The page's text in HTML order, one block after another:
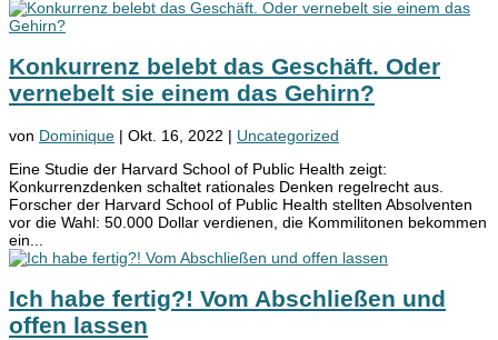
Konkurrenz belebt das Geschäft. Oder
vernebelt sie einem das Gehirn?
von Dominique | Okt. 16, 2022 | Uncategorized
Eine Studie der Harvard School of Public Health zeigt:
Konkurrenzdenken schaltet rationales Denken regelrecht aus.
Forscher der Harvard School of Public Health stellten Absolventen
vor die Wahl: 50.000 Dollar verdienen, die Kommilitonen bekommen
ein...
Ich habe fertig?! Vom Abschließen und
offen lassen